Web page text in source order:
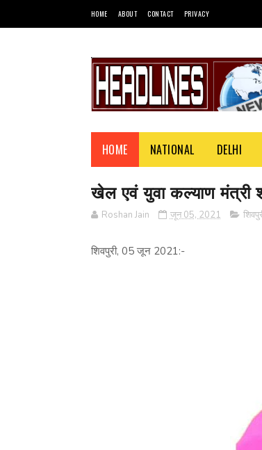
HOME ABOUT CONTACT PRIVACY
HOME NATIONAL DELHI
खेल एवं युवा कल्याण मंत्री
Roshan Jain जून 05, 2021
शिवपुरी, 05 जून 2021:-